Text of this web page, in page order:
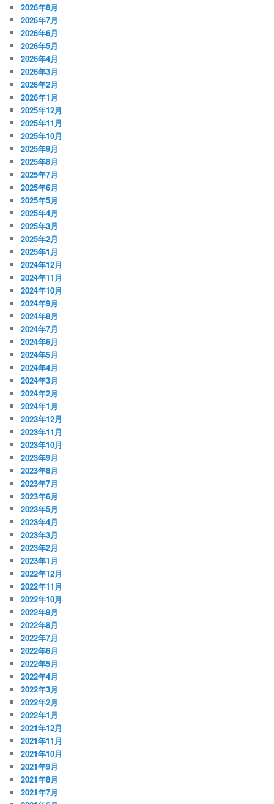
ー
シ
ョ
ン
2026年8月
2026年7月
2026年6月
2026年5月
2026年4月
2026年3月
2026年2月
2026年1月
2025年12月
2025年11月
2025年10月
2025年9月
2025年8月
2025年7月
2025年6月
2025年5月
2025年4月
2025年3月
2025年2月
2025年1月
2024年12月
2024年11月
2024年10月
2024年9月
2024年8月
2024年7月
2024年6月
2024年5月
2024年4月
2024年3月
2024年2月
2024年1月
2023年12月
2023年11月
2023年10月
2023年9月
2023年8月
2023年7月
2023年6月
2023年5月
2023年4月
2023年3月
2023年2月
2023年1月
2022年12月
2022年11月
2022年10月
2022年9月
2022年8月
2022年7月
2022年6月
2022年5月
2022年4月
2022年3月
2022年2月
2022年1月
2021年12月
2021年11月
2021年10月
2021年9月
2021年8月
2021年7月